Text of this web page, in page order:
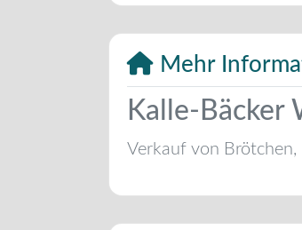
Mehr
Kalle-Bäcker
Verkauf von